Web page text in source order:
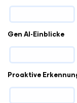
Gen AI-Einblicke
Proaktive